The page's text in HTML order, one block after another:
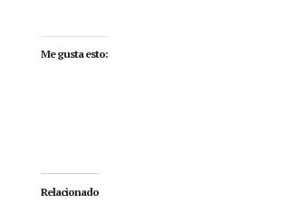
Me gusta esto:
Relacionado